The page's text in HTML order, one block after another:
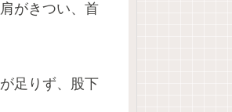
がきつい、首
足りず、股下